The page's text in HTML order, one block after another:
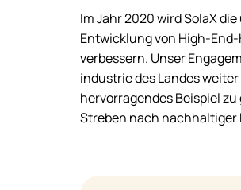
Im Jahr 2020 wird SolaX
Entwicklung von High-
verbessern. Unser
industrie des Landes
hervorragendes Beispiel
Streben nach nachhaltiger